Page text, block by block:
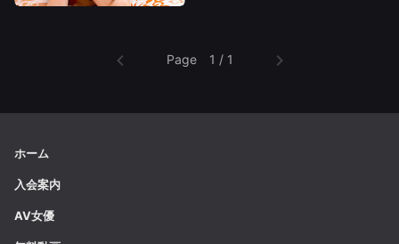
Page 1 / 1
ホーム
入会案内
AV女優